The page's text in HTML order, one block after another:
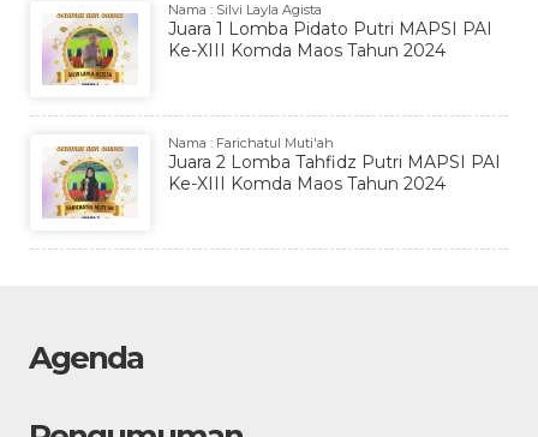
Nama : Silvi Layla Agista
Juara 1 Lomba Pidato Putri MAPSI PAI
Ke-XIII Komda Maos Tahun 2024
Nama : Farichatul Muti'ah
Juara 2 Lomba Tahfidz Putri MAPSI PAI
Ke-XIII Komda Maos Tahun 2024
Agenda